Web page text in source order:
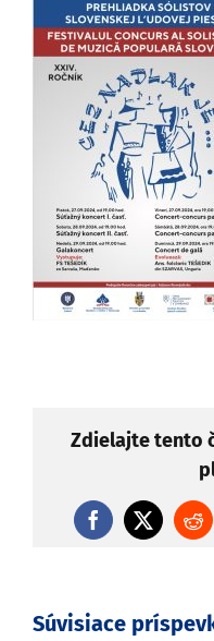
Zdielajte tento
Facebook
X
Súvisiace